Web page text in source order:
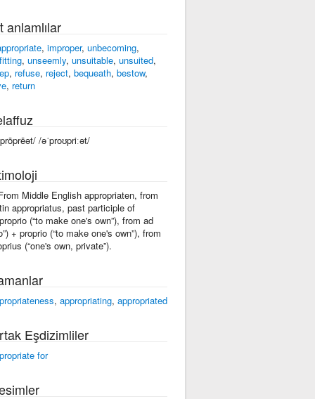
anlamlılar
, improper, unbecoming,
, unseemly, unsuitable, unsuited,
, refuse, reject, bequeath, bestow,
, return
/əˈproʊpriːət/
Middle English appropriaten, from
appropriatus, past participle of
(“to make one's own”), from ad
+ proprio (“to make one's own”), from
(“one's own, private”).
, appropriating, appropriated
Eşdizimliler
for